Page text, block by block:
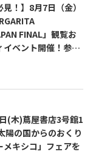
！】8月7日（金）
FINAL」観覧お
ベント開催！参加
(木)蔦屋書店3号館1
陽の国からのおくり
キシコ」フェアを